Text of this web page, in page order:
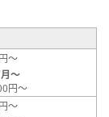
～
～
円～
～